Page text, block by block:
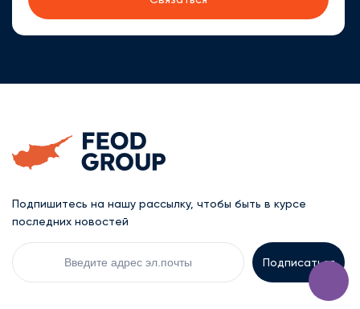
Подпишитесь на нашу рассылку, чтобы быть в курсе
последних новостей
Your
Email